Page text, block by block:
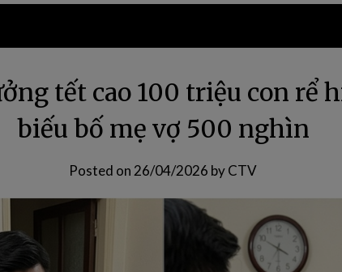
tết cao 100 triệu con rể
biếu bố mẹ vợ 500 nghìn
Posted on 26/04/2026 byCTV